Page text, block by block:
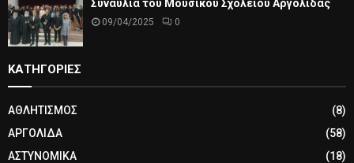
Συναυλία του Μουσικού Σχολείου Αργολίδας
09/04/2025 0
ΚΑΤΗΓΟΡΙΕΣ
ΑΘΛΗΤΙΣΜΟΣ
(8)
ΑΡΓΟΛΙΔΑ
(58)
ΑΣΤΥΝΟΜΙΚΑ
(18)